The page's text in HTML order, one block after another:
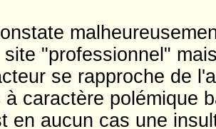
site "professionnel"
se rapproche de
à caractère polémique
en aucun cas une